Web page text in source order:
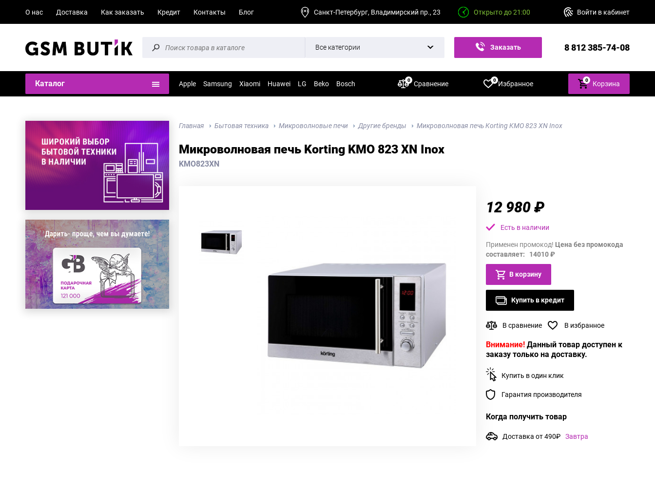
О нас Доставка Как заказать Кредит Контакты Блог Санкт-Петербург, Владимирский пр., 23 Открыто до 21:00 Войти в кабинет
Все категории Заказать 8 812 385-74-08
Каталог Apple Samsung Xiaomi Huawei LG Beko Bosch Сравнение
0 Избранное
0 0 Корзина
Главная Бытовая техника Микроволновые печи Другие бренды Микроволновая печь Korting KMO 823 XN Inox
Микроволновая печь Korting KMO 823 XN Inox
KMO823XN
12 980 ₽
Есть в наличии
Применен промокод! Цена без промокода
составляет: 14010 ₽
В корзину
Купить в кредит
В сравнение В избранное
Внимание! Данный товар доступен к
заказу только на доставку.
Купить в один клик
Гарантия производителя
Когда получить товар
Доставка от 490₽ Завтра